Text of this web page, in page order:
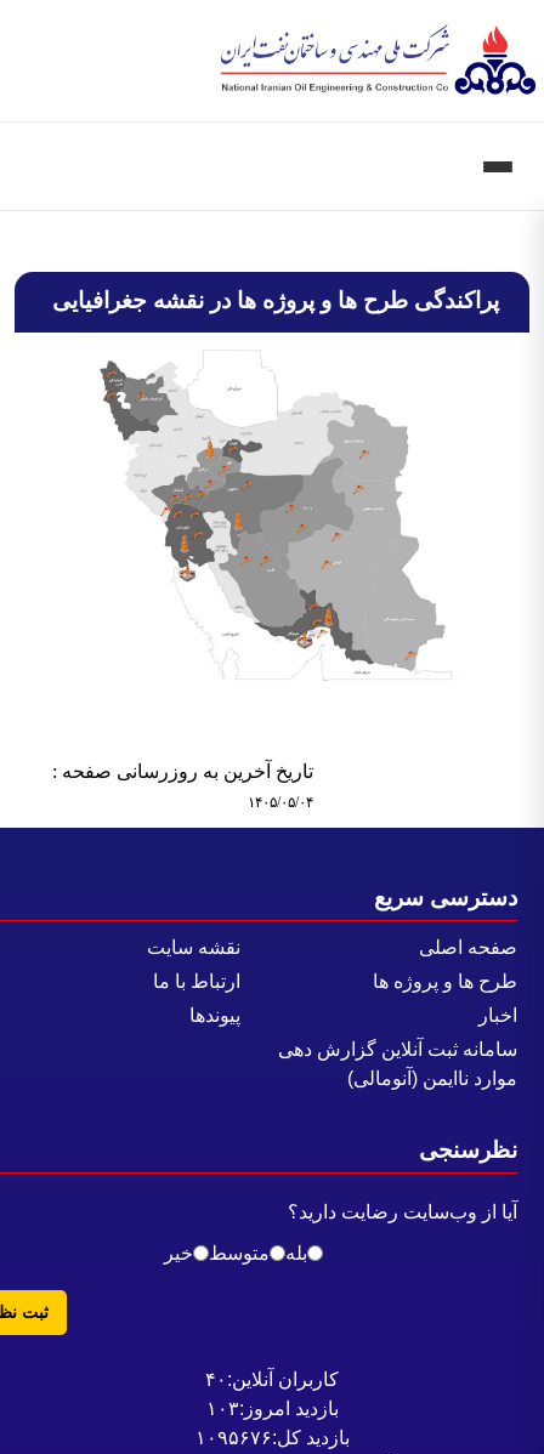
پراکندگی طرح ها و پروژه ها در نقشه جغرافیایی
تاریخ آخرین به روزرسانی صفحه :
۱۴۰۵/۰۵/۰۴
سریع
اصلی
ها و پروژه ها
ثبت آنلاین گزارش دهی
ناایمن (آنومالی)
نقشه سایت
ارتباط با ما
پیوندها
از وب‌سایت رضایت دارید؟
بله
متوسط خیر
ثبت نظر
کاربران آنلاین:۴۰
بازدید امروز: ۱۰۳
بازدید کل:۱۰۹۵۶۷۶